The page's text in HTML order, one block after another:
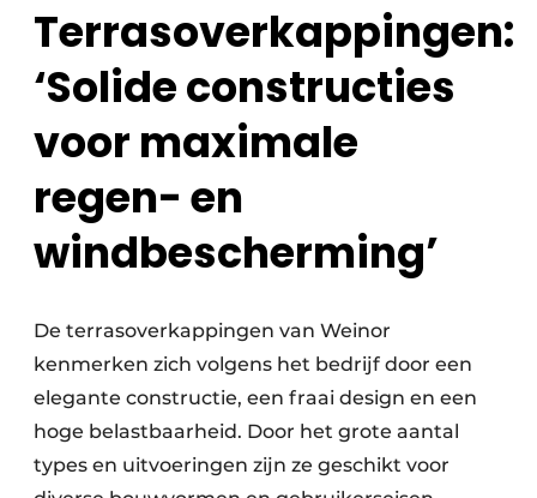
Terrasoverkappingen:
‘Solide constructies
voor maximale
regen- en
windbescherming’
De terrasoverkappingen van Weinor
kenmerken zich volgens het bedrijf door een
elegante constructie, een fraai design en een
hoge belastbaarheid. Door het grote aantal
types en uitvoeringen zijn ze geschikt voor